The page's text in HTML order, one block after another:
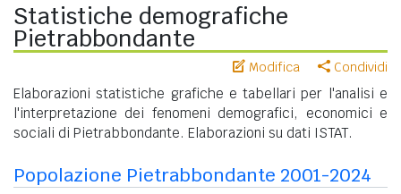
Statistiche demografiche
Pietrabbondante
Modifica Condividi
Elaborazioni statistiche grafiche e tabellari per l'analisi e
l'interpretazione dei fenomeni demografici, economici e
sociali di Pietrabbondante. Elaborazioni su dati ISTAT.
Popolazione Pietrabbondante 2001-2024